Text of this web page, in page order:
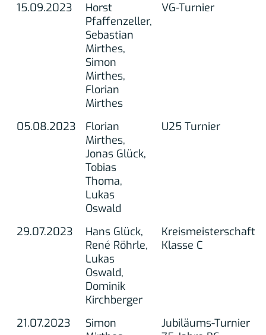
15.09.2023
Horst
Pfaffenzeller,
Sebastian
Mirthes,
Simon
Mirthes,
Florian
Mirthes
VG-Turnier
05.08.2023
Florian
Mirthes,
Jonas Glück,
Tobias
Thoma,
Lukas
Oswald
U25 Turnier
29.07.2023
Hans Glück,
René Röhrle,
Lukas
Oswald,
Dominik
Kirchberger
Kreismeisterschaft
Klasse C
21.07.2023
Simon
Jubiläums-Turnier